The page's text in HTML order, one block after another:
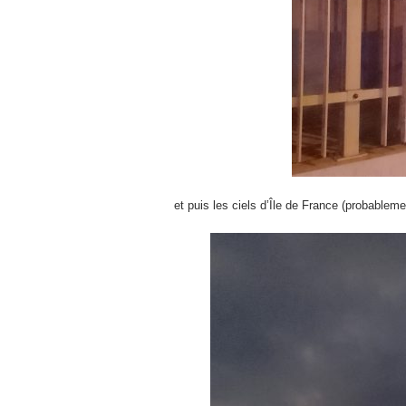
et puis les ciels d’Île de France